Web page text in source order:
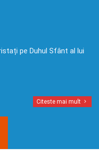
pe Duhul Sfânt al lui
Citeste mai mult